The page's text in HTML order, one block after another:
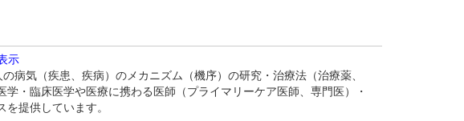
示
気（疾患、疾病）のメカニズム（機序）の研究・治療法（治療薬、
・臨床医学や医療に携わる医師（プライマリーケア医師、専門医）・
提供しています。